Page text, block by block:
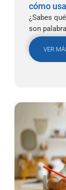
cómo
¿Sabes
son
VER